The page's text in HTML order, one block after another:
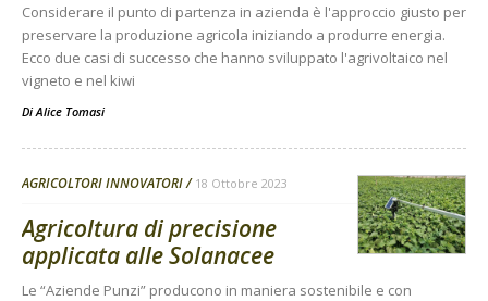
Considerare il punto di partenza in azienda è l'approccio giusto per
preservare la produzione agricola iniziando a produrre energia.
Ecco due casi di successo che hanno sviluppato l'agrivoltaico nel
vigneto e nel kiwi
Di Alice Tomasi
AGRICOLTORI INNOVATORI 18 Ottobre 2023
Agricoltura di precisione
applicata alle Solanacee
Le “Aziende Punzi” producono in maniera sostenibile e con